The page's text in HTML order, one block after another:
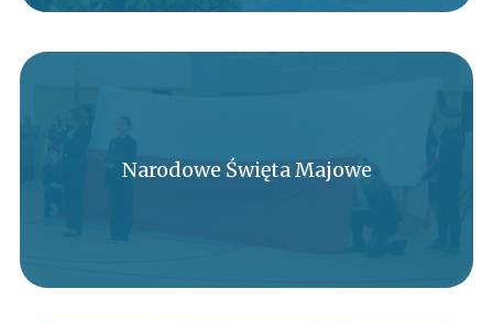
Narodowe Święta Majowe